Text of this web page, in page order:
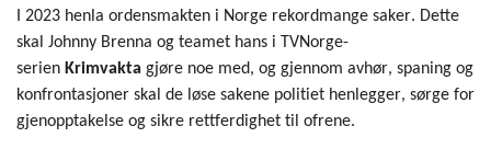
2023 henla ordensmakten i Norge rekordmange saker. Dette
skal Johnny Brenna og teamet hans i TVNorge-
serien Krimvakta gjøre noe med, og gjennom avhør, spaning og
konfrontasjoner skal de løse sakene politiet henlegger, sørge for
gjenopptakelse og sikre rettferdighet til ofrene.